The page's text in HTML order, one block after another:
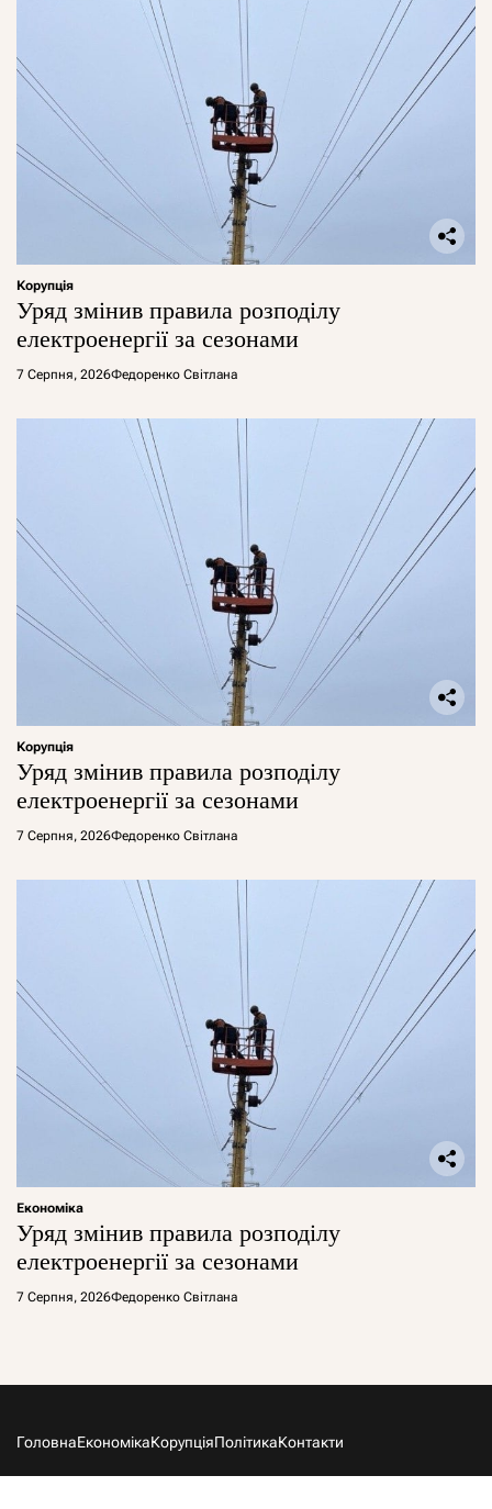
Корупція
Уряд змінив правила розподілу
електроенергії за сезонами
7 Серпня, 2026Федоренко Світлана
Корупція
Уряд змінив правила розподілу
електроенергії за сезонами
7 Серпня, 2026Федоренко Світлана
Економіка
Уряд змінив правила розподілу
електроенергії за сезонами
7 Серпня, 2026Федоренко Світлана
ГоловнаЕкономікаКорупціяПолітикаКонтакти